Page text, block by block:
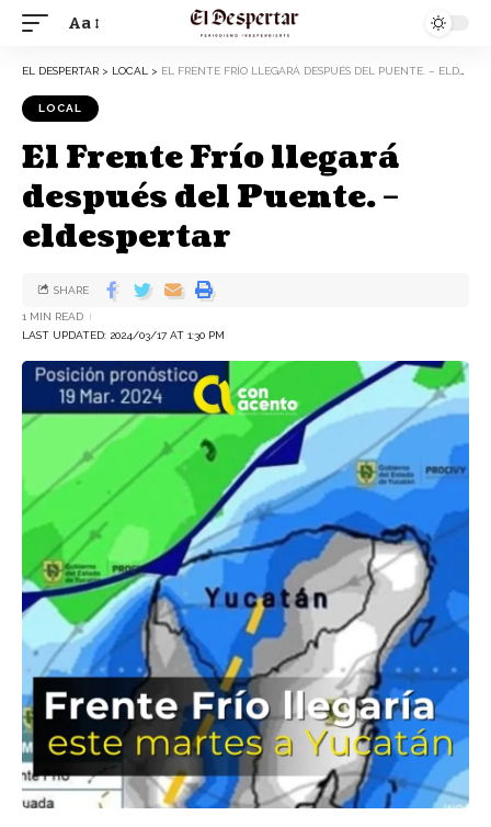
Aa
EL DESPERTAR > LOCAL > EL FRENTE FRÍO LLEGARÁ DESPUÉS DEL PUENTE. – ELDESPERTAR
LOCAL
El Frente Frío llegará
después del Puente. –
eldespertar
LAST UPDATED: 2024/03/17 AT 1:30 PM
1 MIN READ
SHARE